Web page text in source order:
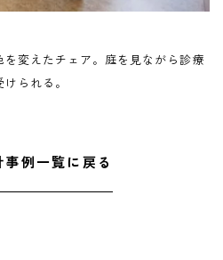
変えたチェア。庭を見ながら診療
けられる。
事例一覧に戻る